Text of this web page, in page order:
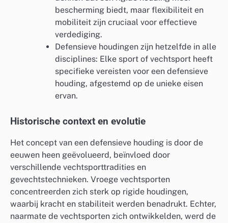
bescherming biedt, maar flexibiliteit en
mobiliteit zijn cruciaal voor effectieve
verdediging.
Defensieve houdingen zijn hetzelfde in alle
disciplines: Elke sport of vechtsport heeft
specifieke vereisten voor een defensieve
houding, afgestemd op de unieke eisen
ervan.
Historische context en evolutie
Het concept van een defensieve houding is door de
eeuwen heen geëvolueerd, beïnvloed door
verschillende vechtsporttradities en
gevechtstechnieken. Vroege vechtsporten
concentreerden zich sterk op rigide houdingen,
waarbij kracht en stabiliteit werden benadrukt. Echter,
naarmate de vechtsporten zich ontwikkelden, werd de